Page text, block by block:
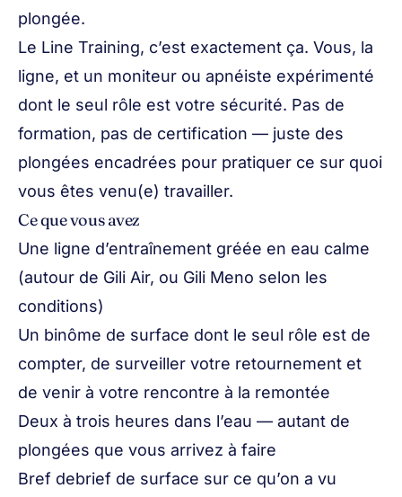
plongée.
Le Line Training, c’est exactement ça. Vous, la
ligne, et un moniteur ou apnéiste expérimenté
dont le seul rôle est votre sécurité. Pas de
formation, pas de certification — juste des
plongées encadrées pour pratiquer ce sur quoi
vous êtes venu(e) travailler.
Ce que vous avez
Une ligne d’entraînement gréée en eau calme
(autour de Gili Air, ou Gili Meno selon les
conditions)
Un binôme de surface dont le seul rôle est de
compter, de surveiller votre retournement et
de venir à votre rencontre à la remontée
Deux à trois heures dans l’eau — autant de
plongées que vous arrivez à faire
Bref debrief de surface sur ce qu’on a vu